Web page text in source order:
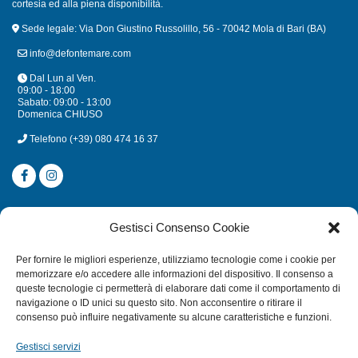
Gestisci Consenso Cookie
Per fornire le migliori esperienze, utilizziamo tecnologie come i cookie per
memorizzare e/o accedere alle informazioni del dispositivo. Il consenso a
queste tecnologie ci permetterà di elaborare dati come il comportamento di
navigazione o ID unici su questo sito. Non acconsentire o ritirare il
consenso può influire negativamente su alcune caratteristiche e funzioni.
Gestisci servizi
cortesia ed alla piena disponibilità.
Sede legale: Via Don Giustino Russolillo, 56 - 70042 Mola di Bari (BA)
info@defontemare.com
Dal Lun al Ven.
09:00 - 18:00
Sabato: 09:00 - 13:00
Domenica CHIUSO
Telefono (+39) 080 474 16 37
CATEGORIE
MULINELLI
CANNE
ACCESSORI NAUTICI